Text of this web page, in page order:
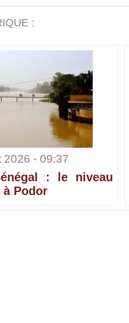
:
2026 - 09:37
: le niveau
Podor